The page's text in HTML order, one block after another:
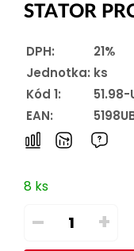
STATOR
DPH:
21%
Jednotka: ks
Kód 1:
EAN:
8 ks
– +